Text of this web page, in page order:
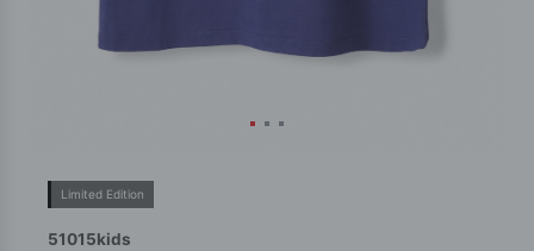
Limited Edition
51015kids